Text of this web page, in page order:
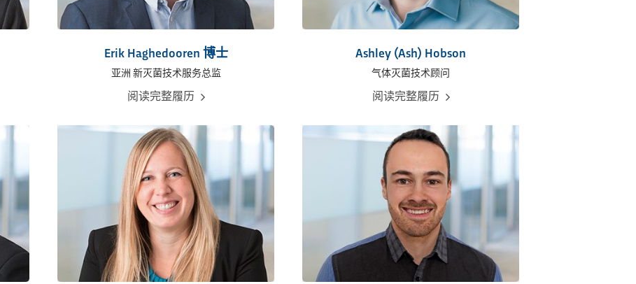
Erik Haghedooren 博士
亚洲 新灭菌技术服务总监
阅读完整履历
Ashley (Ash) Hobson
气体灭菌技术顾问
阅读完整履历